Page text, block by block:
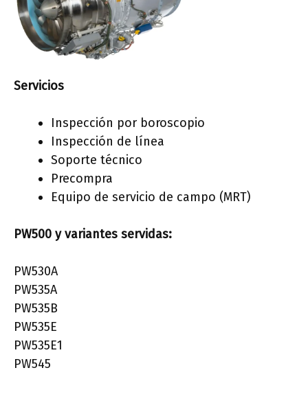
Servicios
Inspección por boroscopio
Inspección de línea
Soporte técnico
Precompra
Equipo de servicio de campo (MRT)
PW500 y variantes servidas:
PW530A
PW535A
PW535B
PW535E
PW535E1
PW545